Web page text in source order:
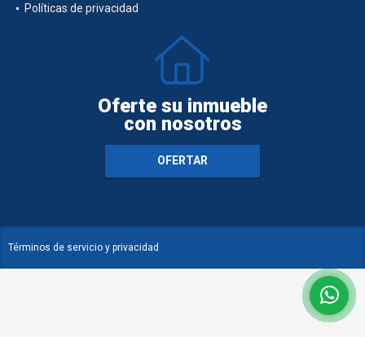
Políticas de privacidad
Oferte su inmueble
con nosotros
OFERTAR
Términos de servicio y privacidad